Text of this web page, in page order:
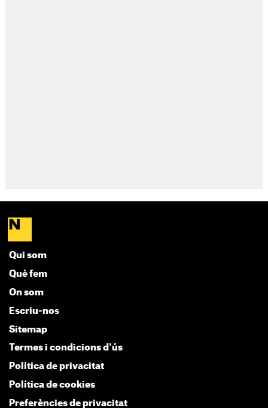
Qui som
Què fem
On som
Escriu-nos
Sitemap
Termes i condicions d'ús
Política de privacitat
Política de cookies
Preferències de privacitat